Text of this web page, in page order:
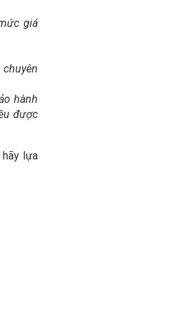
giá
hành
được
hãy lựa